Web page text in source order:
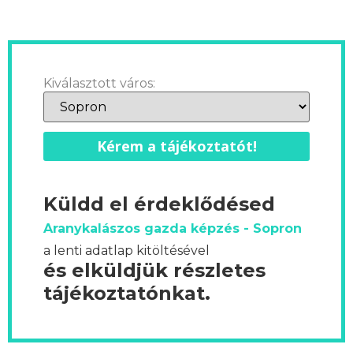
Kiválasztott város:
Kérem a tájékoztatót!
Küldd el érdeklődésed
Aranykalászos gazda képzés - Sopron
a lenti adatlap kitöltésével
és elküldjük részletes
tájékoztatónkat.